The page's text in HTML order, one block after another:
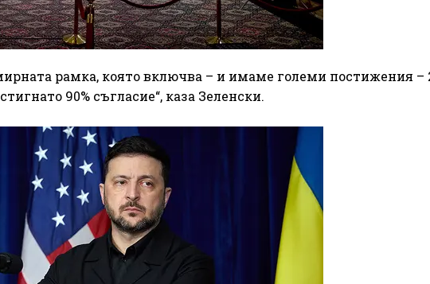
рамка, която включва – и имаме големи постижения –
90% съгласие“, каза Зеленски.